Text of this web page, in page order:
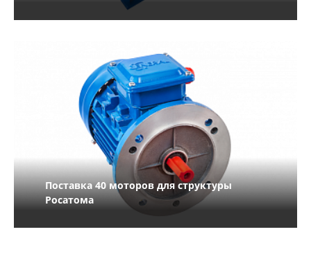
Поставка 40 моторов для структуры
Росатома